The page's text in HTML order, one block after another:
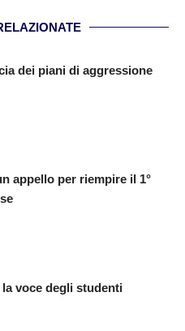
dei piani di aggressione
appello per riempire il 1°
voce degli studenti